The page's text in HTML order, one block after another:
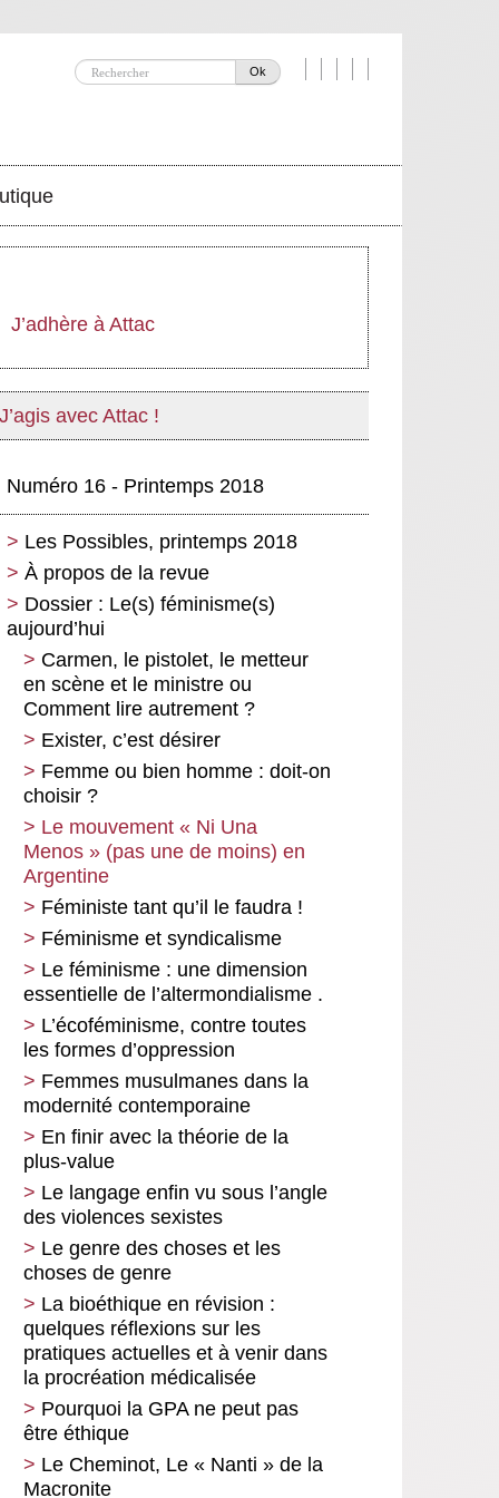
Ok
J’adhère à Attac
J’agis avec Attac !
Numéro 16 - Printemps 2018
Les Possibles, printemps 2018
À propos de la revue
Dossier : Le(s) féminisme(s)
aujourd’hui
Carmen, le pistolet, le metteur
en scène et le ministre ou
Comment lire autrement ?
Exister, c’est désirer
Femme ou bien homme : doit-on
choisir ?
Le mouvement « Ni Una
Menos » (pas une de moins) en
Argentine
Féministe tant qu’il le faudra !
Féminisme et syndicalisme
Le féminisme : une dimension
essentielle de l’altermondialisme .
L’écoféminisme, contre toutes
les formes d’oppression
Femmes musulmanes dans la
modernité contemporaine
En finir avec la théorie de la
plus-value
Le langage enfin vu sous l’angle
des violences sexistes
Le genre des choses et les
choses de genre
La bioéthique en révision :
quelques réflexions sur les
pratiques actuelles et à venir dans
la procréation médicalisée
Pourquoi la GPA ne peut pas
être éthique
Le Cheminot, Le « Nanti » de la
Macronite